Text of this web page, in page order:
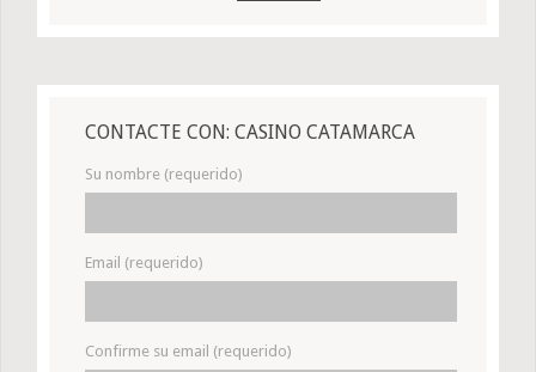
CONTACTE CON: CASINO CATAMARCA
Su nombre (requerido)
Email (requerido)
Confirme su email (requerido)